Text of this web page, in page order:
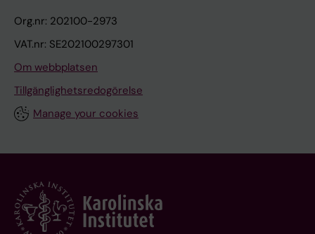
Org.nr: 202100-2973
VAT.nr: SE202100297301
Om webbplatsen
Tillgänglighetsredogörelse
Manage your cookies